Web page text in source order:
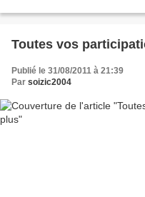
Toutes vos
Publié le 31/08/2011 à 21:39
Par soizic2004